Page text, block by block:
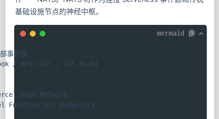
基础设施节点的神经中枢。
mermaid
事件源
/ API Call / Git Push]
Edge Network
Function API Endpoint)